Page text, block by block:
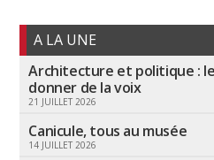
A LA UNE
Architecture et politique :
donner de la voix
21 JUILLET 2026
Canicule, tous au musée
14 JUILLET 2026